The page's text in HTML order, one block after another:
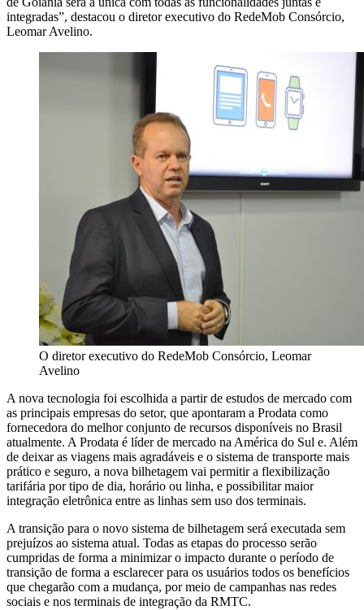
integradas”, destacou o diretor executivo do RedeMob Consórcio,
Leomar Avelino.
O diretor executivo do RedeMob Consórcio, Leomar
Avelino
A nova tecnologia foi escolhida a partir de estudos de mercado com
as principais empresas do setor, que apontaram a Prodata como
fornecedora do melhor conjunto de recursos disponíveis no Brasil
atualmente. A Prodata é líder de mercado na América do Sul e. Além
de deixar as viagens mais agradáveis e o sistema de transporte mais
prático e seguro, a nova bilhetagem vai permitir a flexibilização
tarifária por tipo de dia, horário ou linha, e possibilitar maior
integração eletrônica entre as linhas sem uso dos terminais.
A transição para o novo sistema de bilhetagem será executada sem
prejuízos ao sistema atual. Todas as etapas do processo serão
cumpridas de forma a minimizar o impacto durante o período de
transição de forma a esclarecer para os usuários todos os benefícios
que chegarão com a mudança, por meio de campanhas nas redes
sociais e nos terminais de integração da RMTC.